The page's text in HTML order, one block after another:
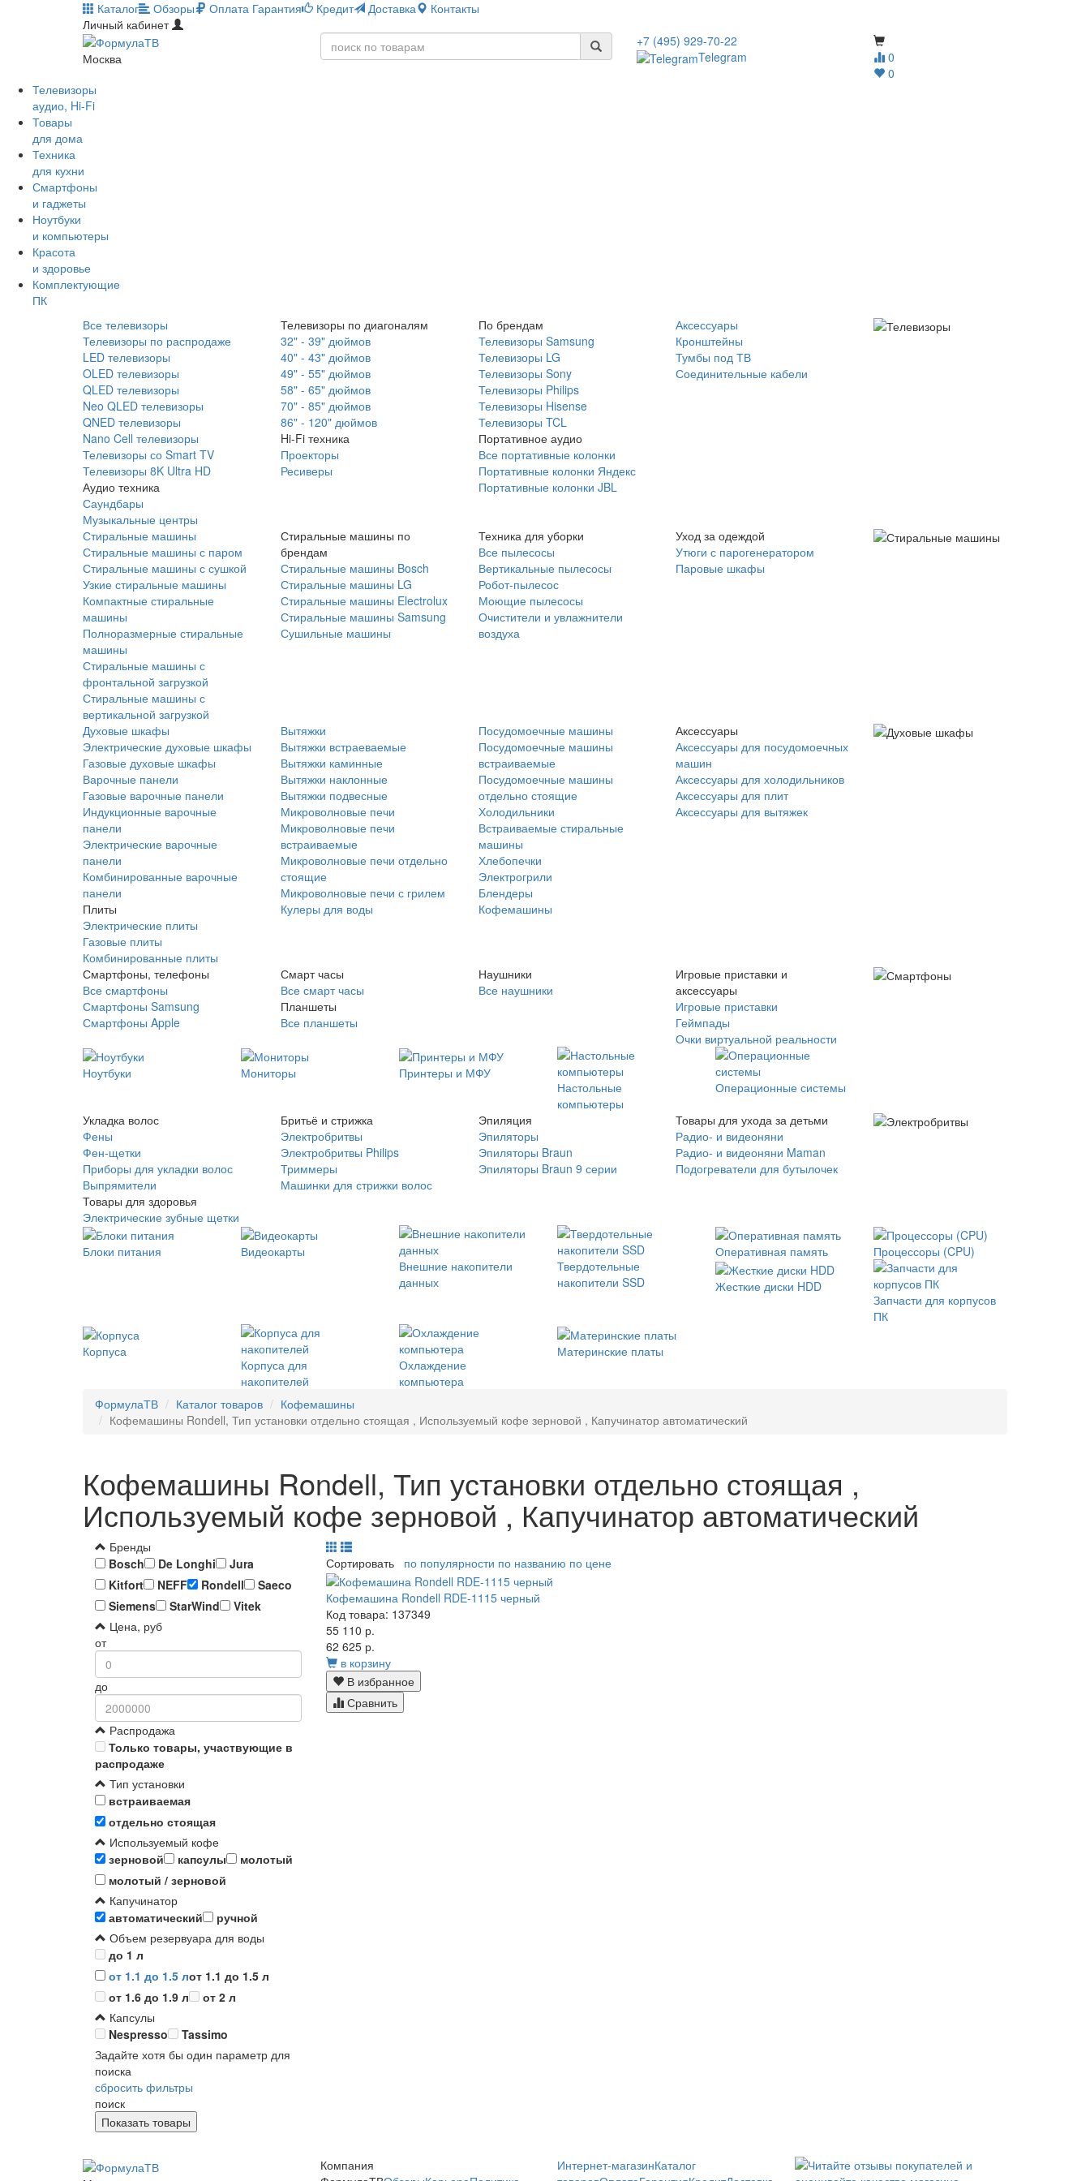
Каталог Обзоры Оплата Гарантия Кредит Доставка
Контакты
Личный кабинет
Москва
0
0
+7 (495) 929-70-22
Telegram
Телевизоры
аудио, Hi-Fi
Товары
для дома
Техника
для кухни
Смартфоны
и гаджеты
Ноутбуки
и компьютеры
Красота
и здоровье
Комплектующие
ПК
Все телевизоры
Телевизоры по распродаже
LED телевизоры
OLED телевизоры
QLED телевизоры
Neo QLED телевизоры
QNED телевизоры
Nano Cell телевизоры
Телевизоры со Smart TV
Телевизоры 8K Ultra HD
Аудио техника
Саундбары
Музыкальные центры
Телевизоры по диагоналям
32" - 39" дюймов
40" - 43" дюймов
49" - 55" дюймов
58" - 65" дюймов
70" - 85" дюймов
86" - 120" дюймов
Hi-Fi техника
Проекторы
Ресиверы
По брендам
Телевизоры Samsung
Телевизоры LG
Телевизоры Sony
Телевизоры Philips
Телевизоры Hisense
Телевизоры TCL
Портативное аудио
Все портативные колонки
Портативные колонки Яндекс
Портативные колонки JBL
Аксессуары
Кронштейны
Тумбы под ТВ
Соединительные кабели
Стиральные машины
Стиральные машины с паром
Стиральные машины с сушкой
Узкие стиральные машины
Компактные стиральные
машины
Полноразмерные стиральные
машины
Стиральные машины с
фронтальной загрузкой
Стиральные машины с
вертикальной загрузкой
Стиральные машины по
брендам
Стиральные машины Bosch
Стиральные машины LG
Стиральные машины Electrolux
Стиральные машины Samsung
Сушильные машины
Техника для уборки
Все пылесосы
Вертикальные пылесосы
Робот-пылесос
Моющие пылесосы
Очистители и увлажнители
воздуха
Уход за одеждой
Утюги с парогенератором
Паровые шкафы
Духовые шкафы
Электрические духовые шкафы
Газовые духовые шкафы
Варочные панели
Газовые варочные панели
Индукционные варочные
панели
Электрические варочные
панели
Комбинированные варочные
панели
Плиты
Электрические плиты
Газовые плиты
Комбинированные плиты
Вытяжки
Вытяжки встраеваемые
Вытяжки каминные
Вытяжки наклонные
Вытяжки подвесные
Микроволновые печи
Микроволновые печи
встраиваемые
Микроволновые печи отдельно
стоящие
Микроволновые печи с грилем
Кулеры для воды
Посудомоечные машины
Посудомоечные машины
встраиваемые
Посудомоечные машины
отдельно стоящие
Холодильники
Встраиваемые стиральные
машины
Хлебопечки
Электрогрили
Блендеры
Кофемашины
Аксессуары
Аксессуары для посудомоечных
машин
Аксессуары для холодильников
Аксессуары для плит
Аксессуары для вытяжек
Смартфоны, телефоны
Все смартфоны
Смартфоны Samsung
Смартфоны Apple
Смарт часы
Все смарт часы
Планшеты
Все планшеты
Наушники
Все наушники
Игровые приставки и
аксессуары
Игровые приставки
Геймпады
Очки виртуальной реальности
Ноутбуки Мониторы
Принтеры и МФУ
Настольные
компьютеры
Операционные системы
Укладка волос
Фены
Фен-щетки
Приборы для укладки волос
Выпрямители
Товары для здоровья
Электрические зубные щетки
Бритьё и стрижка
Электробритвы
Электробритвы Philips
Триммеры
Машинки для стрижки волос
Эпиляция
Эпиляторы
Эпиляторы Braun
Эпиляторы Braun 9 серии
Товары для ухода за детьми
Радио- и видеоняни
Радио- и видеоняни Maman
Подогреватели для бутылочек
Блоки питания
Видеокарты
Внешние накопители
данных
Твердотельные
накопители SSD
Оперативная память Процессоры (CPU)
Жесткие диски HDD
Запчасти для корпусов
ПК
Корпуса
Корпуса для
накопителей
Охлаждение
компьютера
Материнские платы
ФормулаТВ Каталог товаров
Кофемашины
Кофемашины Rondell, Тип установки отдельно стоящая , Используемый кофе зерновой , Капучинатор автоматический
Кофемашины Rondell, Тип установки отдельно стоящая ,
Используемый кофе зерновой , Капучинатор автоматический
Бренды
Bosch
De Longhi
Jura
Kitfort
NEFF Rondell
Saeco
Siemens
StarWind
Vitek
Цена, руб
от
до
Распродажа
Только товары, участвующие в
распродаже
Тип установки
встраиваемая
отдельно стоящая
Используемый кофе
зерновой
капсулы
молотый
молотый / зерновой
Капучинатор
автоматический
ручной
Объем резервуара для воды
до 1 л
от 1.1 до 1.5 лот 1.1 до 1.5 л
от 1.6 до 1.9 л
от 2 л
Капсулы
Nespresso
Tassimo
Задайте хотя бы один параметр для
поиска
сбросить фильтры
поиск
Сортировать по популярности по названию по цене
Кофемашина Rondell RDE-1115 черный
Код товара: 137349
55 110 р.
62 625 р.
в корзину
В избранное
Сравнить
Компания
Интернет-магазинКаталог